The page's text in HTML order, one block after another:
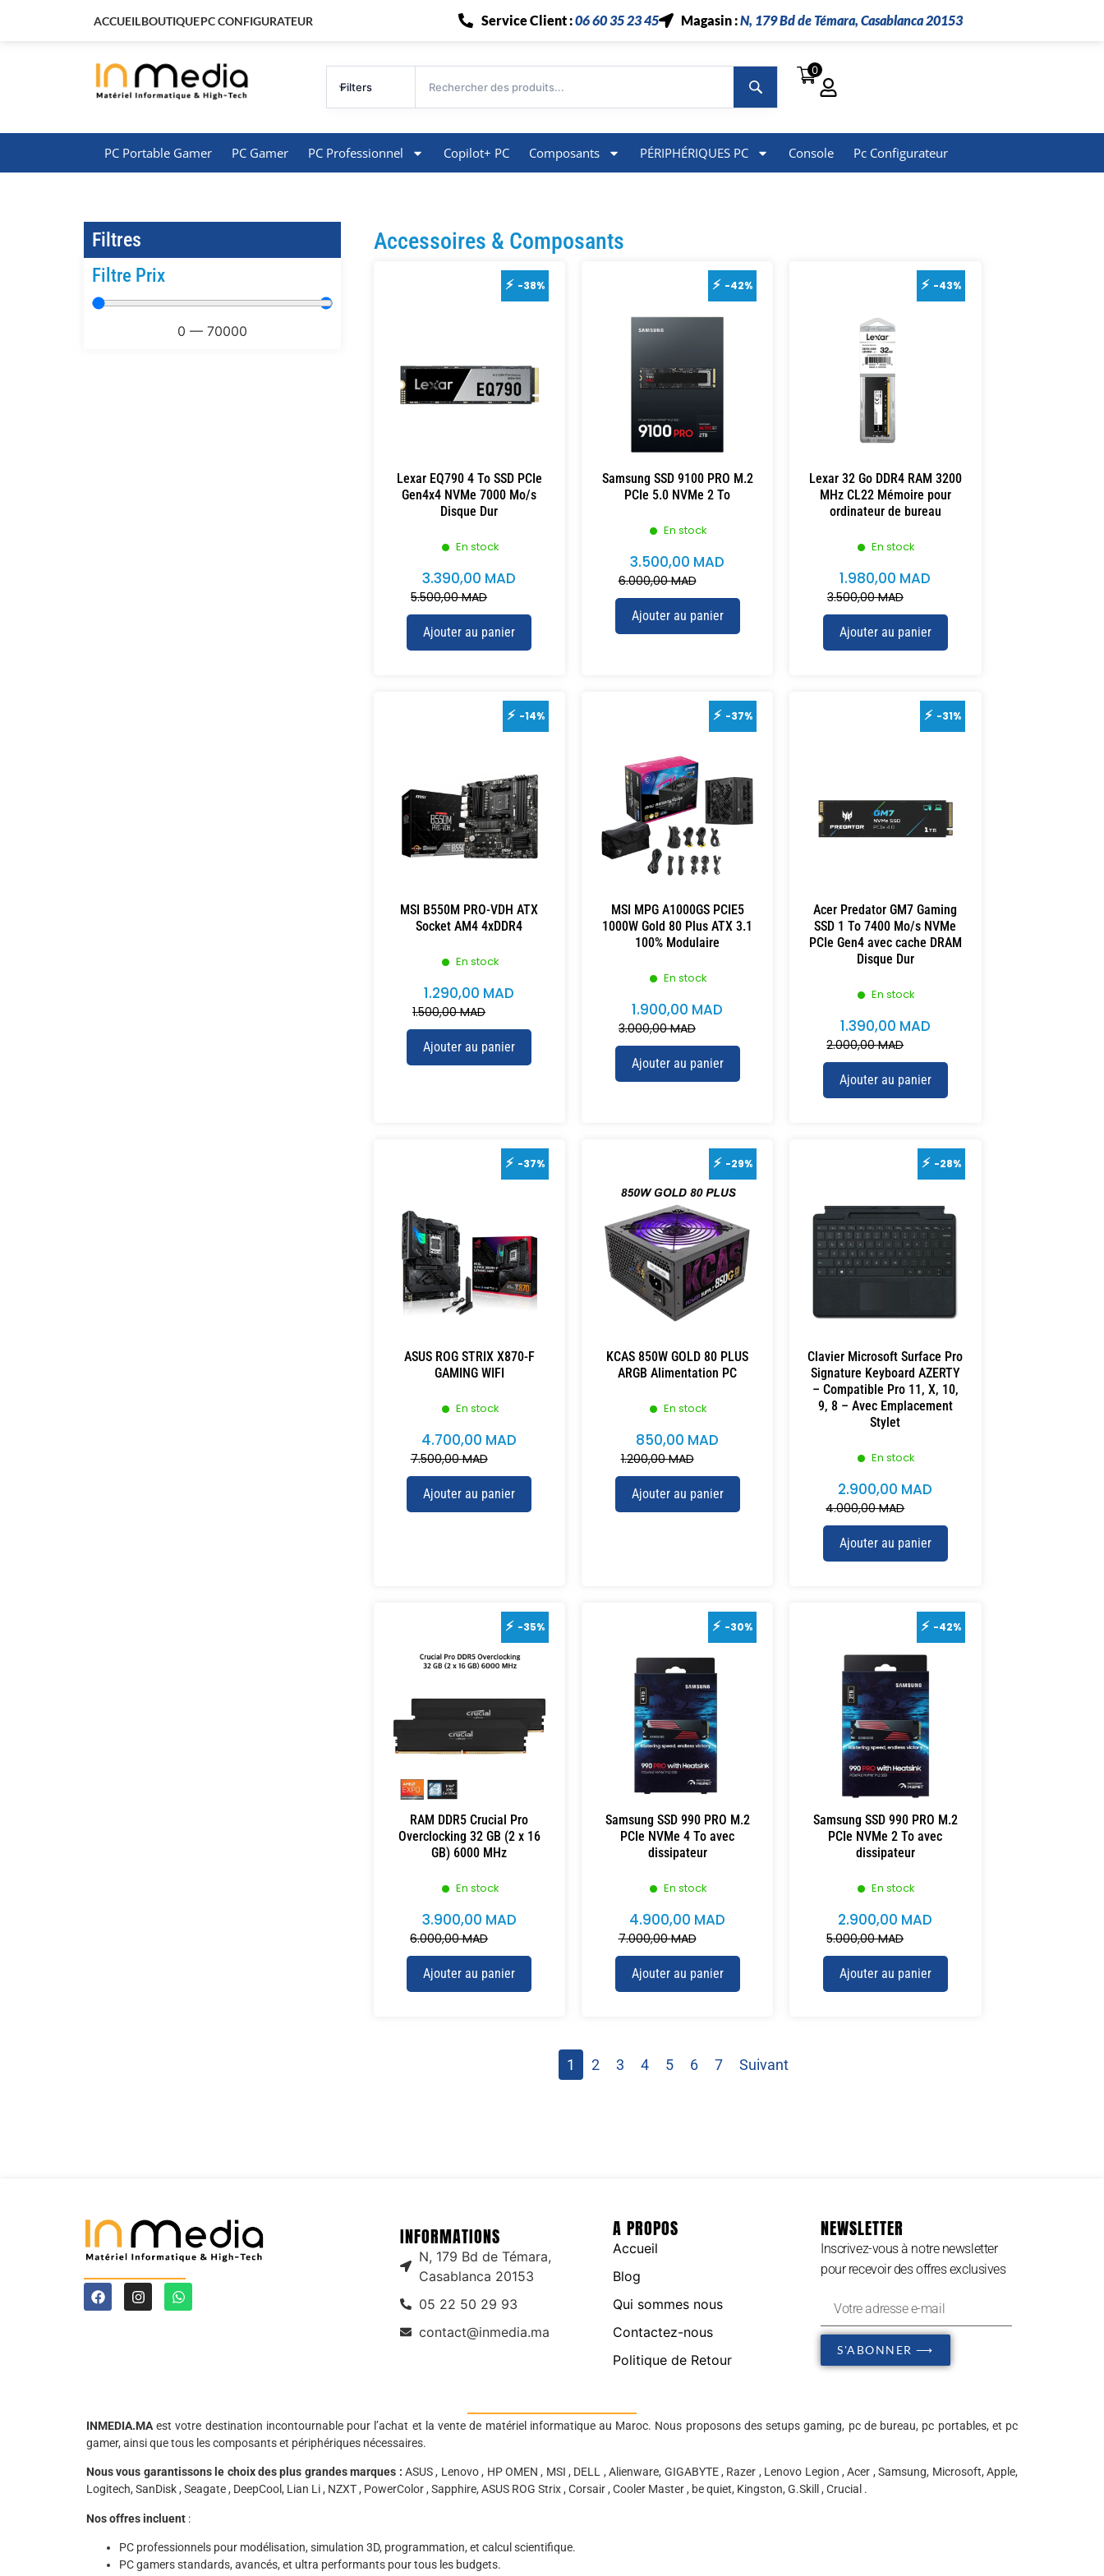
ACCUEILBOUTIQUEPC CONFIGURATEUR Service Client :06 60 35 23 45 Magasin :N, 179 Bd de Témara, Casablanca 20153
Filters Rechercher
0
PC Portable Gamer PC Gamer PC Professionnel Copilot+ PC Composants PÉRIPHÉRIQUES PC Console Pc Configurateur
Filtres
Filtre Prix
0 — 70000
Accessoires & Composants
-38%
En stock
Lexar EQ790 4 To SSD PCIe
Gen4x4 NVMe 7000 Mo/s
Disque Dur
5.500,00MAD
3.390,00 MAD
Ajouter au panier
-42%
En stock
Samsung SSD 9100 PRO M.2
PCIe 5.0 NVMe 2 To
6.000,00MAD
3.500,00 MAD
Ajouter au panier
-43%
En stock
Lexar 32 Go DDR4 RAM 3200
MHz CL22 Mémoire pour
ordinateur de bureau
3.500,00MAD
1.980,00 MAD
Ajouter au panier
-14%
En stock
MSI B550M PRO-VDH ATX
Socket AM4 4xDDR4
1.500,00MAD
1.290,00 MAD
Ajouter au panier
-37%
En stock
MSI MPG A1000GS PCIE5
1000W Gold 80 Plus ATX 3.1
100% Modulaire
3.000,00MAD
1.900,00 MAD
Ajouter au panier
-31%
En stock
Acer Predator GM7 Gaming
SSD 1 To 7400 Mo/s NVMe
PCIe Gen4 avec cache DRAM
Disque Dur
2.000,00MAD
1.390,00 MAD
Ajouter au panier
-37%
En stock
ASUS ROG STRIX X870-F
GAMING WIFI
7.500,00MAD
4.700,00 MAD
Ajouter au panier
-29%
En stock
KCAS 850W GOLD 80 PLUS
ARGB Alimentation PC
1.200,00MAD
850,00 MAD
Ajouter au panier
-28%
En stock
Clavier Microsoft Surface Pro
Signature Keyboard AZERTY
– Compatible Pro 11, X, 10,
9, 8 – Avec Emplacement
Stylet
4.000,00MAD
2.900,00 MAD
Ajouter au panier
-35%
En stock
RAM DDR5 Crucial Pro
Overclocking 32 GB (2 x 16
GB) 6000 MHz
6.000,00MAD
3.900,00 MAD
Ajouter au panier
-30%
En stock
Samsung SSD 990 PRO M.2
PCIe NVMe 4 To avec
dissipateur
7.000,00MAD
4.900,00 MAD
Ajouter au panier
-42%
En stock
Samsung SSD 990 PRO M.2
PCIe NVMe 2 To avec
dissipateur
5.000,00MAD
2.900,00 MAD
Ajouter au panier
1 2 3 4 5 6 7 Suivant
INFORMATIONS
N, 179 Bd de Témara,
Casablanca 20153
05 22 50 29 93
contact@inmedia.ma
A PROPOS
Accueil
Blog
Qui sommes nous
Contactez-nous
Politique de Retour
NEWSLETTER
Inscrivez-vous à notre newsletter
pour recevoir des offres exclusives
S'ABONNER ⟶
INMEDIA.MA est votre destination incontournable pour l’achat et la vente de matériel informatique au Maroc. Nous proposons des setups gaming, pc de bureau, pc portables, et pc
gamer, ainsi que tous les composants et périphériques nécessaires.
Nous vous garantissons le choix des plus grandes marques : ASUS , Lenovo , HP OMEN , MSI , DELL , Alienware, GIGABYTE , Razer , Lenovo Legion , Acer , Samsung, Microsoft, Apple,
Logitech, SanDisk , Seagate , DeepCool, Lian Li , NZXT , PowerColor , Sapphire, ASUS ROG Strix , Corsair , Cooler Master , be quiet, Kingston, G.Skill , Crucial .
Nos offres incluent :
PC professionnels pour modélisation, simulation 3D, programmation, et calcul scientifique.
PC gamers standards, avancés, et ultra performants pour tous les budgets.